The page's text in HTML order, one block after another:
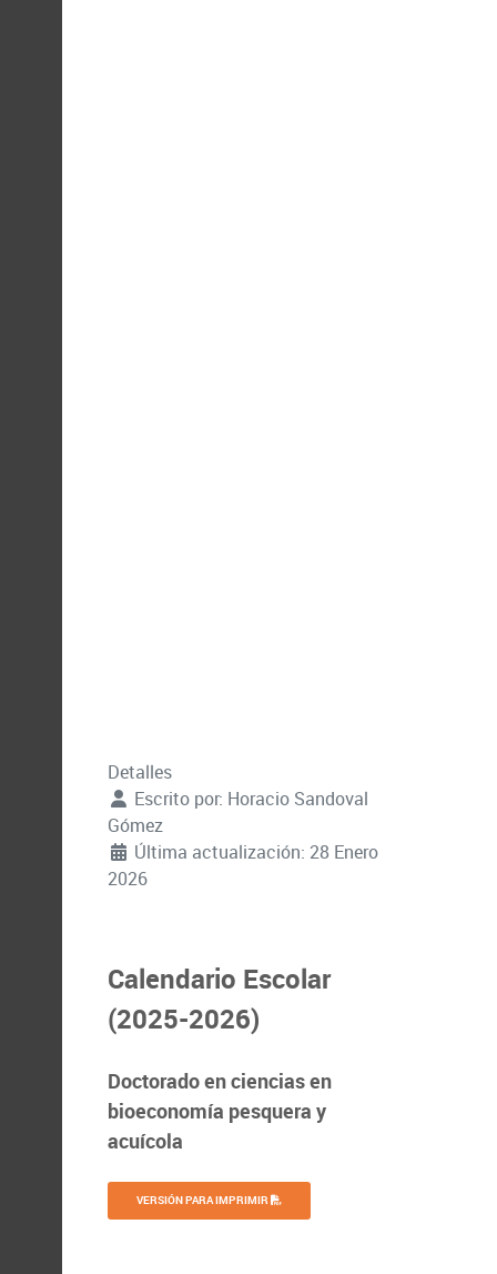
Detalles
Escrito por: Horacio Sandoval
Gómez
Última actualización: 28 Enero
2026
Calendario Escolar
(2025-2026)
Doctorado en ciencias en
bioeconomía pesquera y
acuícola
VERSIÓN PARA IMPRIMIR